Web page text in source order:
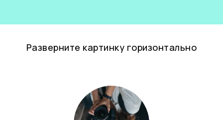
Разверните картинку горизонтально